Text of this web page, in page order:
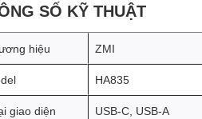
SỐ KỸ THUẬT
hiệu ZMI
HA835
giao diện USB-C, USB-A